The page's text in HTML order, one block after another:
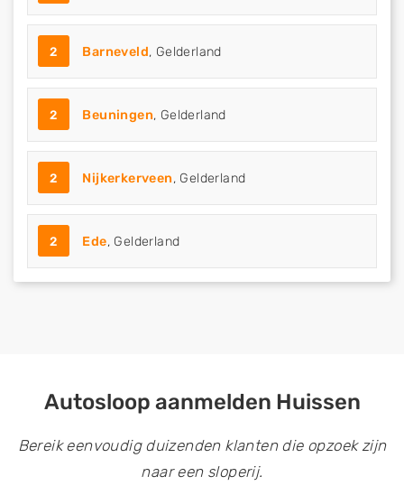
2 Barneveld, Gelderland
2 Beuningen, Gelderland
2 Nijkerkerveen, Gelderland
2 Ede, Gelderland
Autosloop aanmelden Huissen
Bereik eenvoudig duizenden klanten die opzoek zijn
naar een sloperij.